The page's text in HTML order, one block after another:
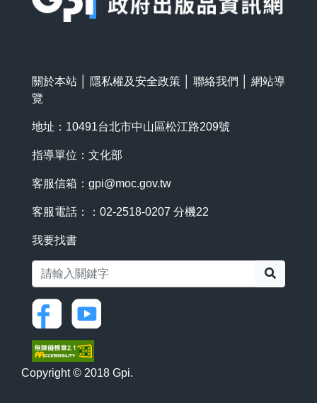
關於本站 隱私權及安全政策 聯絡我們
網站導
覽
地址：10491台北市中山區松江路209號
指導單位：文化部
客服信箱： gpi@moc.gov.tw
客服電話：：02-2518-0207 分機22
我要找書
Copyright © 2018 Gpi.